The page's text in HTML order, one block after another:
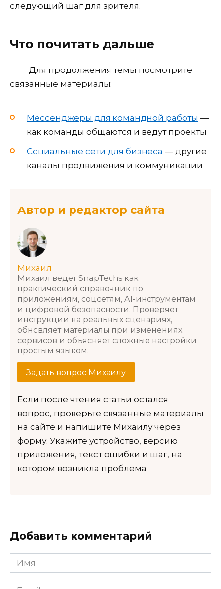
следующий шаг для зрителя.
Что почитать дальше
Для продолжения темы посмотрите
связанные материалы:
Мессенджеры для командной работы —
как команды общаются и ведут проекты
Социальные сети для бизнеса — другие
каналы продвижения и коммуникации
Автор и редактор сайта
Михаил
Михаил ведет SnapTechs как
практический справочник по
приложениям, соцсетям, AI-инструментам
и цифровой безопасности. Проверяет
инструкции на реальных сценариях,
обновляет материалы при изменениях
сервисов и объясняет сложные настройки
простым языком.
Задать вопрос Михаилу
Если после чтения статьи остался
вопрос, проверьте связанные материалы
на сайте и напишите Михаилу через
форму. Укажите устройство, версию
приложения, текст ошибки и шаг, на
котором возникла проблема.
Добавить комментарий
Имя
*
Email